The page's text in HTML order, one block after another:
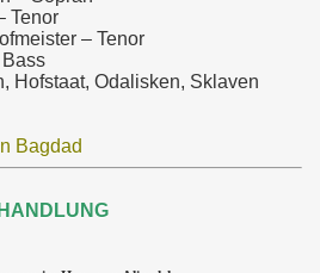
Tenor
– Tenor
Hofstaat, Odalisken, Sklaven
Bagdad
HANDLUNG